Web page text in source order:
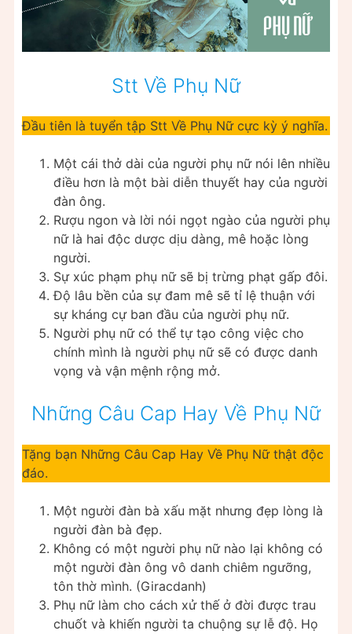
Stt Về Phụ Nữ
Đầu tiên là tuyển tập Stt Về Phụ Nữ cực kỳ ý nghĩa.
Một cái thở dài của người phụ nữ nói lên nhiều
điều hơn là một bài diễn thuyết hay của người
đàn ông.
Rượu ngon và lời nói ngọt ngào của người phụ
nữ là hai độc dược dịu dàng, mê hoặc lòng
người.
Sự xúc phạm phụ nữ sẽ bị trừng phạt gấp đôi.
Độ lâu bền của sự đam mê sẽ tỉ lệ thuận với
sự kháng cự ban đầu của người phụ nữ.
Người phụ nữ có thể tự tạo công việc cho
chính mình là người phụ nữ sẽ có được danh
vọng và vận mệnh rộng mở.
Những Câu Cap Hay Về Phụ Nữ
Tặng bạn Những Câu Cap Hay Về Phụ Nữ thật độc
đáo.
Một người đàn bà xấu mặt nhưng đẹp lòng là
người đàn bà đẹp.
Không có một người phụ nữ nào lại không có
một người đàn ông vô danh chiêm ngưỡng,
tôn thờ mình. (Giracdanh)
Phụ nữ làm cho cách xử thế ở đời được trau
chuốt và khiến người ta chuộng sự lễ độ. Họ